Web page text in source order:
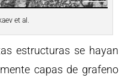
et al.
estructuras se hayan
capas de grafeno